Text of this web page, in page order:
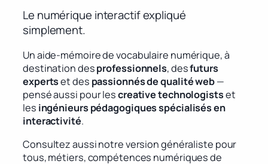
Le numérique interactif expliqué
simplement.
Un aide-mémoire de vocabulaire numérique, à
destination desprofessionnels, desfuturs
expertset des passionnés de qualité web—
pensé aussi pour lescreative technologistset
les ingénieurs pédagogiques spécialisés en
interactivité.
Consultez aussi notre version généraliste pour
tous, métiers, compétences numériques de